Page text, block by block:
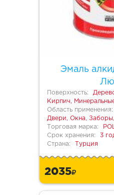
Эмаль
Поверхность:
Кирпич,
Область применения:
Двери, Окна,
Торговая марка:
Срок хранения:
3
Страна:
Турция
2035